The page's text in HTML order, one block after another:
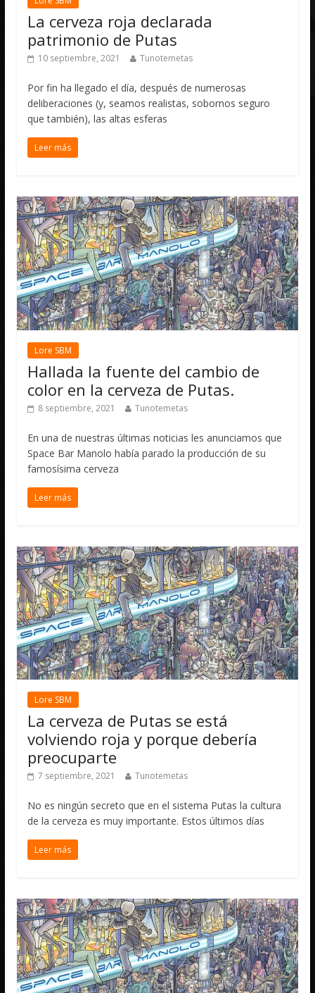
La cerveza roja declarada
patrimonio de Putas
10 septiembre, 2021 Tunotemetas
Por fin ha llegado el día, después de numerosas
deliberaciones (y, seamos realistas, sobornos seguro
que también), las altas esferas
Leer más
Lore SBM
Hallada la fuente del cambio de
color en la cerveza de Putas.
8 septiembre, 2021 Tunotemetas
En una de nuestras últimas noticias les anunciamos que
Space Bar Manolo había parado la producción de su
famosísima cerveza
Leer más
Lore SBM
La cerveza de Putas se está
volviendo roja y porque debería
preocuparte
7 septiembre, 2021 Tunotemetas
No es ningún secreto que en el sistema Putas la cultura
de la cerveza es muy importante. Estos últimos días
Leer más